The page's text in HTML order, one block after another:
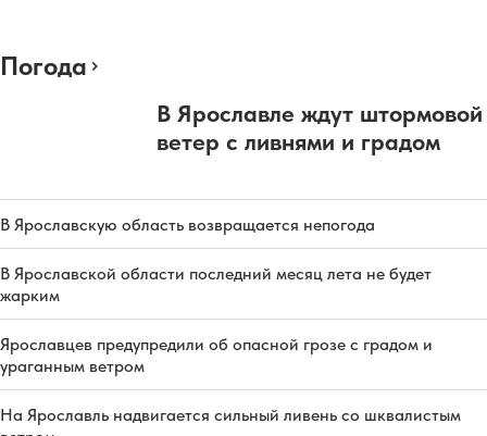
Погода
В Ярославле ждут штормовой
ветер с ливнями и градом
В Ярославскую область возвращается непогода
В Ярославской области последний месяц лета не будет
жарким
Ярославцев предупредили об опасной грозе с градом и
ураганным ветром
На Ярославль надвигается сильный ливень со шквалистым